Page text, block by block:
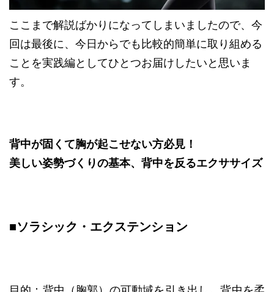
ここまで解説ばかりになってしまいましたので、今
回は最後に、今日からでも比較的簡単に取り組める
ことを実践編としてひとつお届けしたいと思いま
す。
背中が固くて胸が起こせない方必見！
美しい姿勢づくりの基本、背中を反るエクササイズ
■ソラシック・エクステンション